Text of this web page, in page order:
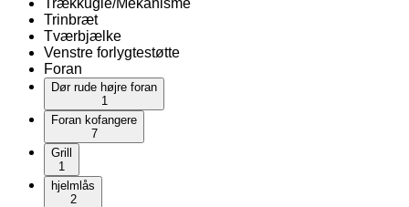
Trækkugle/Mekanisme
Trinbræt
Tværbjælke
Venstre forlygtestøtte
Foran
Dør rude højre foran
1
Foran kofangere
7
Grill
1
hjelmlås
2